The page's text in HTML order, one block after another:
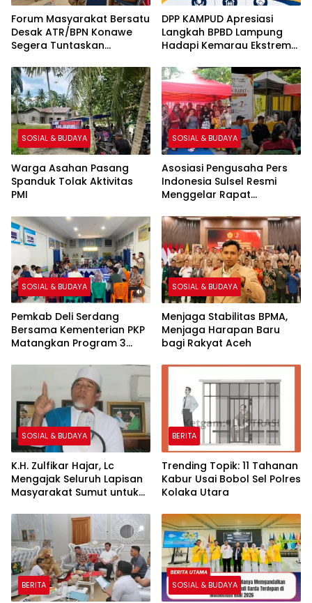
Forum Masyarakat Bersatu
Desak ATR/BPN Konawe
Segera Tuntaskan
Olu Onua, Beri Tenggat
Waktu 2×24 Jam
DPP KAMPUD Apresiasi
Langkah BPBD Lampung
Hadapi Kemarau Ekstrem
Bersih
SOSIAL & BUDAYA
Warga Asahan Pasang
Spanduk Tolak Aktivitas
PMI
SOSIAL & BUDAYA
Asosiasi Pengusaha Pers
Indonesia Sulsel Resmi
Menggelar Rapat
SOSIAL & BUDAYA
Pemkab Deli Serdang
Bersama Kementerian PKP
Matangkan Program 3
Percut Sei Tuan Disurvei
SOSIAL & BUDAYA
Menjaga Stabilitas BPMA,
Menjaga Harapan Baru
bagi Rakyat Aceh
SOSIAL & BUDAYA
K.H. Zulfikar Hajar, Lc
Mengajak Seluruh Lapisan
Masyarakat Sumut untuk
Persaudaraan Baik Suku
dan Agama
BERITA
Trending Topik: 11 Tahanan
Kabur Usai Bobol Sel Polres
Kolaka Utara
BERITA SOSIAL & BUDAYA